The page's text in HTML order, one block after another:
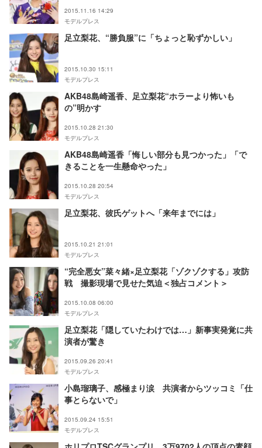
2015.11.16 14:29
モデルプレス
足立梨花、“勝負服”に「ちょっと恥ずかしい」
2015.10.30 15:11
モデルプレス
AKB48島崎遥香、足立梨花“ホラーより怖いも
の”明かす
2015.10.28 21:30
モデルプレス
AKB48島崎遥香「悔しい部分も見つかった」「で
きることを一生懸命やった」
2015.10.28 20:54
モデルプレス
足立梨花、彼氏ゲットへ「来年までには」
2015.10.21 21:01
モデルプレス
“完全悪女”菜々緒×足立梨花「ゾクゾクする」攻防
戦 撮影現場で見せた気迫＜独占コメント＞
2015.10.08 06:00
モデルプレス
足立梨花「隠していたわけでは…」新事実発覚に共
演者が驚き
2015.09.26 20:41
モデルプレス
小島瑠璃子、感極まり涙 共演者からツッコミ「仕
事とらないで」
2015.09.24 15:51
モデルプレス